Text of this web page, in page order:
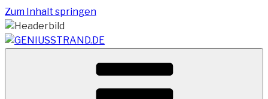
Zum Inhalt springen
GENIUSSTRAND.DE
Vom Geniusstrand zum JadeWeserPort/Container
Terminal Wilhelmshaven